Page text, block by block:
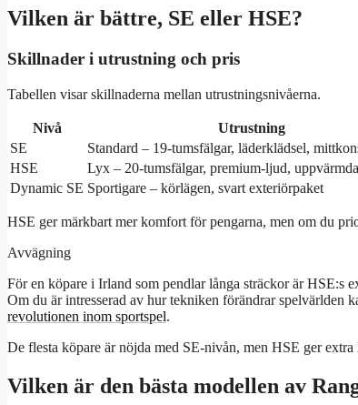
Vilken är bättre, SE eller HSE?
Skillnader i utrustning och pris
Tabellen visar skillnaderna mellan utrustningsnivåerna.
Nivå Utrustning
SE
Standard – 19-tumsfälgar, läderklädsel,
HSE
Lyx – 20-tumsfälgar, premium-ljud,
Dynamic SE Sportigare – körlägen, svart exteriörpaket
HSE ger märkbart mer komfort för pengarna, men om du
Avvägning
För en köpare i Irland som pendlar långa sträckor är HSE:s
Om du är intresserad av hur tekniken förändrar spelvärlden
revolutionen inom sportspel.
De flesta köpare är nöjda med SE-nivån, men HSE ger
Vilken är den bästa modellen av